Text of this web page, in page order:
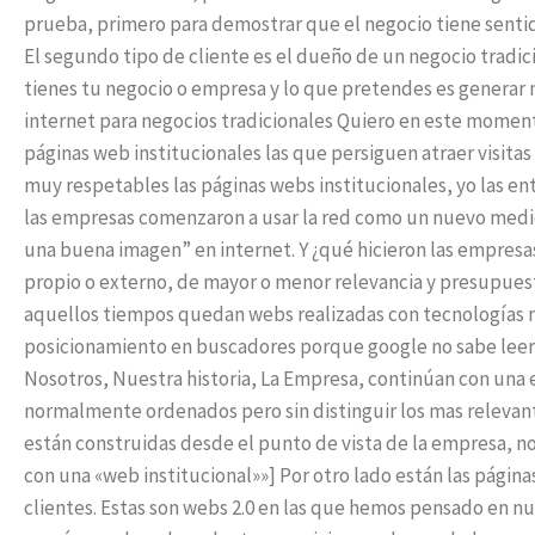
prueba, primero para demostrar que el negocio tiene
El segundo tipo de cliente es el dueño de un negocio
tienes tu negocio o empresa y lo que pretendes es
internet para negocios tradicionales Quiero en este
páginas web institucionales las que persiguen atraer
muy respetables las páginas webs institucionales, yo las
las empresas comenzaron a usar la red como un nuevo
una buena imagen” en internet. Y ¿qué hicieron las
propio o externo, de mayor o menor relevancia y
aquellos tiempos quedan webs realizadas con tecnologías
posicionamiento en buscadores porque google no sabe
Nosotros, Nuestra historia, La Empresa, continúan con
normalmente ordenados pero sin distinguir los mas
están construidas desde el punto de vista de la empresa,
con una «web institucional»»] Por otro lado están las
clientes. Estas son webs 2.0 en las que hemos pensado